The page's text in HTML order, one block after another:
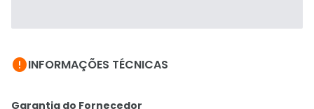
INFORMAÇÕES TÉCNICAS
Garantia do Fornecedor